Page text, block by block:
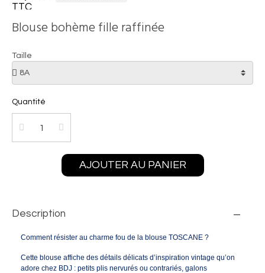
TTC
Blouse bohème fille raffinée
Taille
Quantité
AJOUTER AU PANIER
Description
Comment résister au charme fou de la blouse TOSCANE ?
Cette blouse affiche des détails délicats d’inspiration vintage qu’on
adore chez BDJ : petits plis nervurés ou contrariés, galons